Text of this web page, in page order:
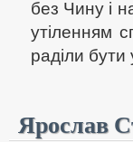
без Чину і
утіленням
раділи бути
Ярослав